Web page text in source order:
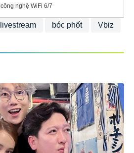
công nghệ WiFi 6/7
livestream bóc phốt Vbiz